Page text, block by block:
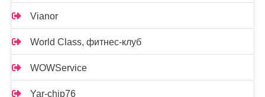
Vianor
World Class, фитнес-клуб
WOWService
Yar-chip76